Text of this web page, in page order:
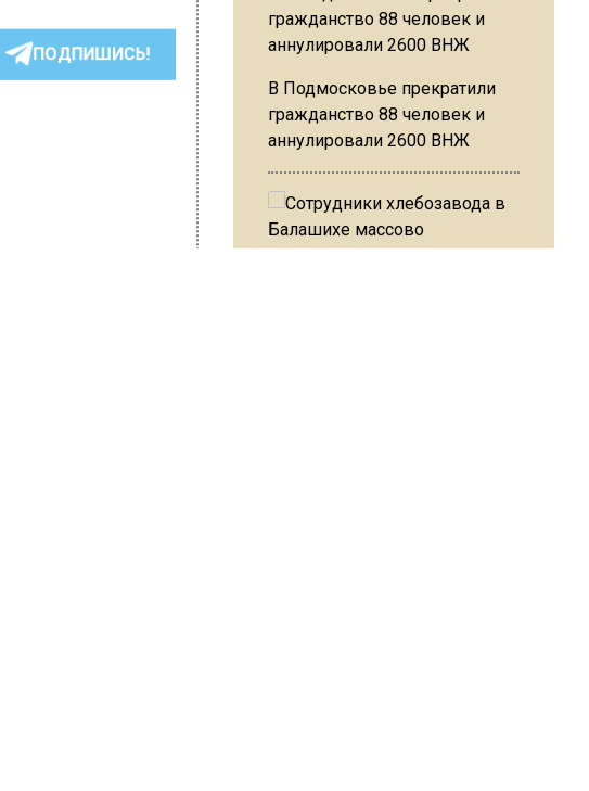
ПОДПИШИСЬ!
В Подмосковье прекратили
гражданство 88 человек и
аннулировали 2600 ВНЖ